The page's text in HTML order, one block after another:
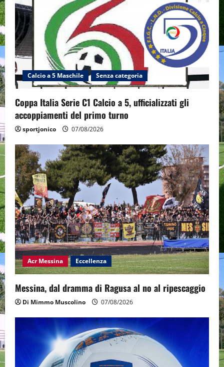
Calcio a 5 Maschile Senza categoria
Coppa Italia Serie C1 Calcio a 5, ufficializzati gli
accoppiamenti del primo turno
sportjonico 07/08/2026
Acr Messina Eccellenza
Messina, dal dramma di Ragusa al no al ripescaggio
Di Mimmo Muscolino 07/08/2026